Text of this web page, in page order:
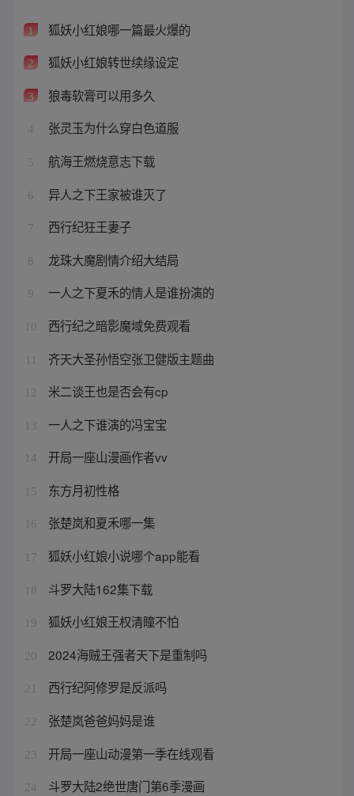
1 狐妖小红娘哪一篇最火爆的
2 狐妖小红娘转世续缘设定
3 狼毒软膏可以用多久
4 张灵玉为什么穿白色道服
5 航海王燃烧意志下载
6 异人之下王家被谁灭了
7 西行纪狂王妻子
8 龙珠大魔剧情介绍大结局
9 一人之下夏禾的情人是谁扮演的
10 西行纪之暗影魔域免费观看
齐天大圣孙悟空张卫健版主题曲
12 米二谈王也是否会有cp
13 一人之下谁演的冯宝宝
14 开局一座山漫画作者vv
15 东方月初性格
16 张楚岚和夏禾哪一集
17 狐妖小红娘小说哪个app能看
18 斗罗大陆162集下载
19 狐妖小红娘王权清瞳不怕
20 2024海贼王强者天下是重制吗
21 西行纪阿修罗是反派吗
22 张楚岚爸爸妈妈是谁
23 开局一座山动漫第一季在线观看
24 斗罗大陆2绝世唐门第6季漫画